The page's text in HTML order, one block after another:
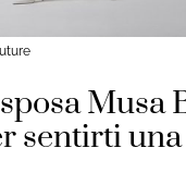
Musa
sentirti una